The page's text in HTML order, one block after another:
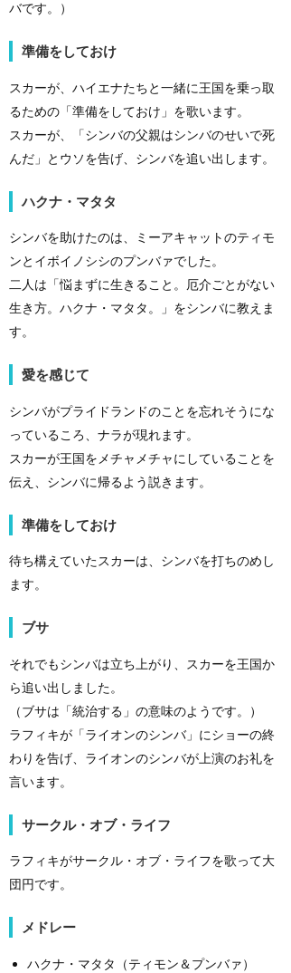
バです。）
準備をしておけ
スカーが、ハイエナたちと一緒に王国を乗っ取
るための「準備をしておけ」を歌います。
スカーが、「シンバの父親はシンバのせいで死
んだ」とウソを告げ、シンバを追い出します。
ハクナ・マタタ
シンバを助けたのは、ミーアキャットのティモ
ンとイボイノシシのプンバァでした。
二人は「悩まずに生きること。厄介ごとがない
生き方。ハクナ・マタタ。」をシンバに教えま
す。
愛を感じて
シンバがプライドランドのことを忘れそうにな
っているころ、ナラが現れます。
スカーが王国をメチャメチャにしていることを
伝え、シンバに帰るよう説きます。
準備をしておけ
待ち構えていたスカーは、シンバを打ちのめし
ます。
ブサ
それでもシンバは立ち上がり、スカーを王国か
ら追い出しました。
（ブサは「統治する」の意味のようです。）
ラフィキが「ライオンのシンバ」にショーの終
わりを告げ、ライオンのシンバが上演のお礼を
言います。
サークル・オブ・ライフ
ラフィキがサークル・オブ・ライフを歌って大
団円です。
メドレー
ハクナ・マタタ（ティモン＆プンバァ）